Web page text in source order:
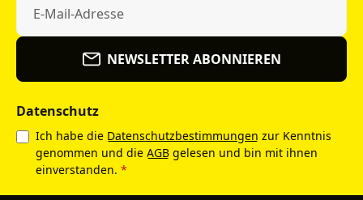
NEWSLETTER ABONNIEREN
Datenschutz
Ich habe die Datenschutzbestimmungen zur Kenntnis
genommen und die AGB gelesen und bin mit ihnen
einverstanden. *